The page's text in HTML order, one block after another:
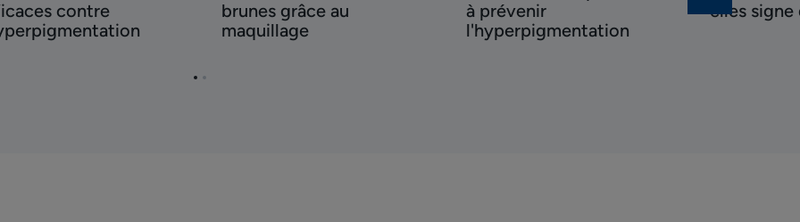
contre
taches
brunes
brunes grâce au
maquillage
qui
aident
à prévenir
l'hyperpigmentation
brunes
elles signe
Aller
Aller